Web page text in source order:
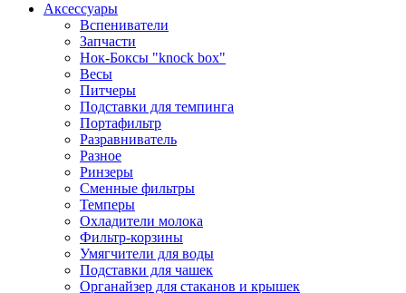
Аксессуары
Вспениватели
Запчасти
Нок-Боксы "knock box"
Весы
Питчеры
Подставки для темпинга
Портафильтр
Разравниватель
Разное
Ринзеры
Сменные фильтры
Темперы
Охладители молока
Фильтр-корзины
Умягчители для воды
Подставки для чашек
Органайзер для стаканов и крышек